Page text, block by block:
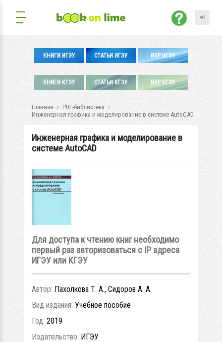
КНИГИ ИГЭУ СТАТЬИ ИГЭУ ВКР ИГЭУ
КНИГИ КГЭУ СТАТЬИ КГЭУ ВКР КГЭУ
Главная
PDF-библиотека
Инженерная графика и моделирование в системе AutoCAD
Инженерная графика и моделирование в
системе AutoCAD
Для доступа к чтению книг необходимо
первый раз авторизоваться с IP адреса
ИГЭУ или КГЭУ
Автор: Пахолкова Т. А., Сидоров А. А.
Вид издания: Учебное пособие
Год: 2019
Издательство: ИГЭУ